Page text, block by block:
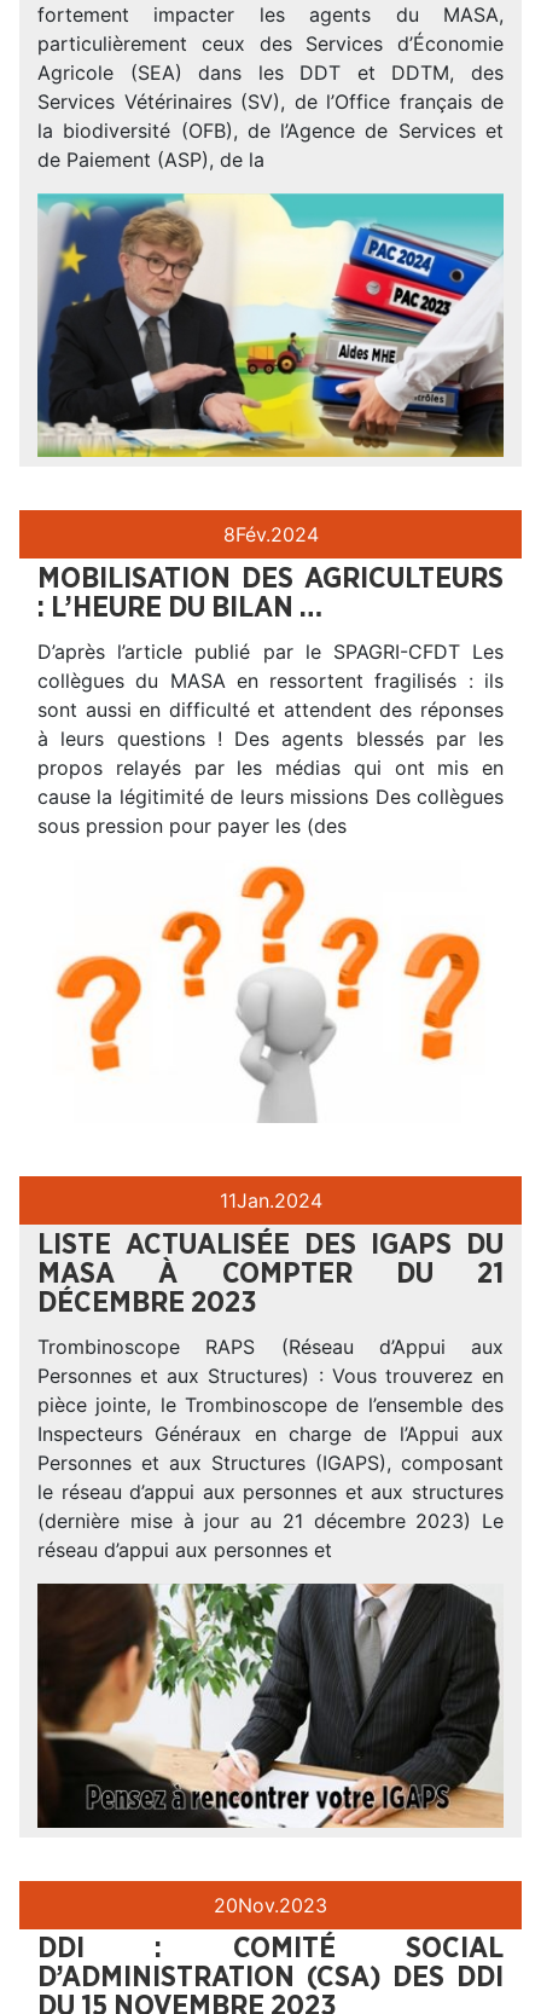
fortement impacter les agents du MASA,
particulièrement ceux des Services d’Économie
Agricole (SEA) dans les DDT et DDTM, des
Services Vétérinaires (SV), de l’Office français de
la biodiversité (OFB), de l’Agence de Services et
de Paiement (ASP), de la
8Fév.2024
MOBILISATION DES AGRICULTEURS
: L’HEURE DU BILAN …
D’après l’article publié par le SPAGRI-CFDT Les
collègues du MASA en ressortent fragilisés : ils
sont aussi en difficulté et attendent des réponses
à leurs questions ! Des agents blessés par les
propos relayés par les médias qui ont mis en
cause la légitimité de leurs missions Des collègues
sous pression pour payer les (des
11Jan.2024
LISTE ACTUALISÉE DES IGAPS DU
MASA À COMPTER DU 21
DÉCEMBRE 2023
Trombinoscope RAPS (Réseau d’Appui aux
Personnes et aux Structures) : Vous trouverez en
pièce jointe, le Trombinoscope de l’ensemble des
Inspecteurs Généraux en charge de l’Appui aux
Personnes et aux Structures (IGAPS), composant
le réseau d’appui aux personnes et aux structures
(dernière mise à jour au 21 décembre 2023) Le
réseau d’appui aux personnes et
20Nov.2023
DDI : COMITÉ SOCIAL
D’ADMINISTRATION (CSA) DES DDI
DU 15 NOVEMBRE 2023